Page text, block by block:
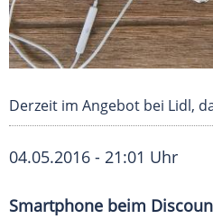
Derzeit im Angebot bei Lidl,
04.05.2016 - 21:01 Uhr
Smartphone beim